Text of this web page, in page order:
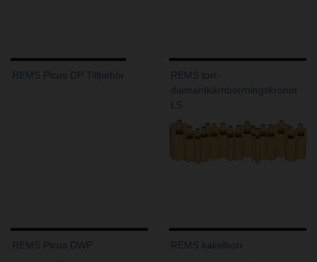
REMS Picus DP Tillbehör
REMS torr-
diamantkärnborrningskronor
LS
REMS Picus DWP REMS kakelborr